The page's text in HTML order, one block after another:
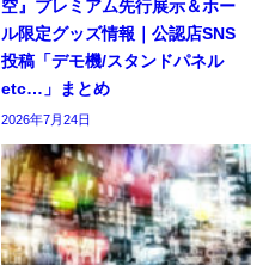
空』プレミアム先行展示＆ホー
ル限定グッズ情報｜公認店SNS
投稿「デモ機/スタンドパネル
etc…」まとめ
2026年7月24日